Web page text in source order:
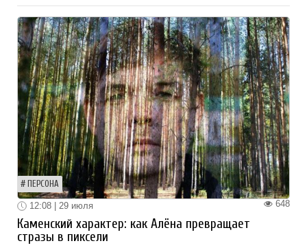
ПЕРСОНА
648
12:08 | 29 июля
Каменский характер: как Алёна превращает
стразы в пиксели